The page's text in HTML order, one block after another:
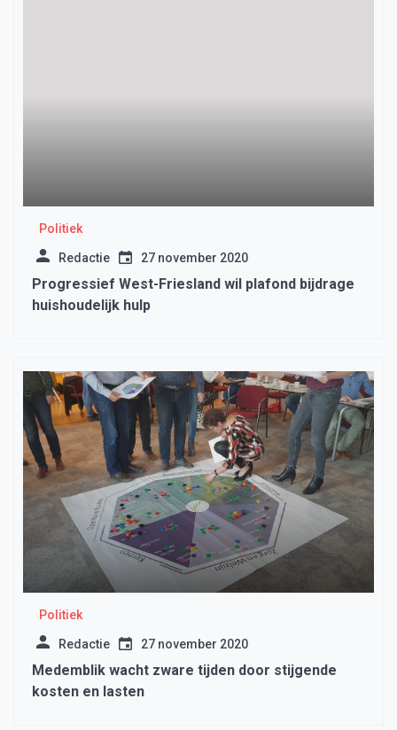
Politiek
Redactie 27 november 2020
Progressief West-Friesland wil plafond bijdrage
huishoudelijk hulp
Politiek
Redactie 27 november 2020
Medemblik wacht zware tijden door stijgende
kosten en lasten